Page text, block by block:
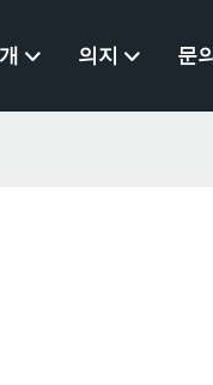
의지 문